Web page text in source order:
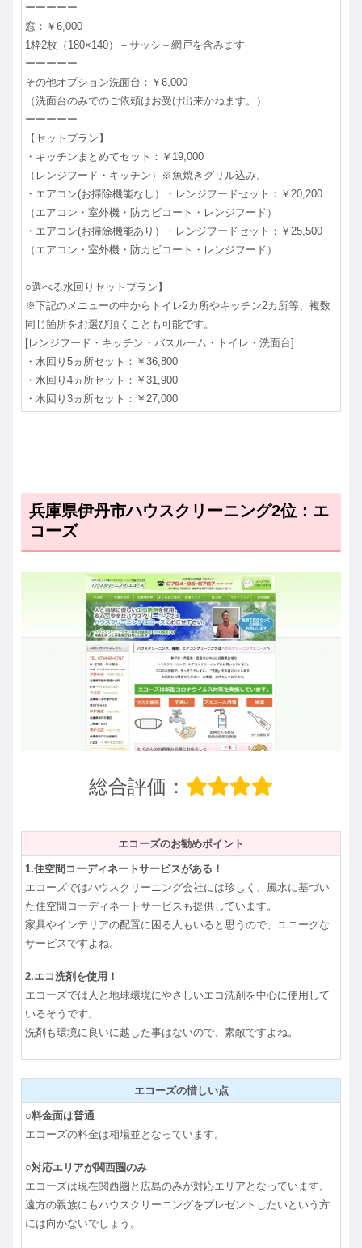
ーーーーー
窓：￥6,000
1枠2枚（180×140）＋サッシ＋網戸を含みます
ーーーーー
その他オプション洗面台：￥6,000
（洗面台のみでのご依頼はお受け出来かねます。）
ーーーーー
【セットプラン】
・キッチンまとめてセット：￥19,000
（レンジフード・キッチン）※魚焼きグリル込み。
・エアコン(お掃除機能なし）・レンジフードセット：￥20,200
（エアコン・室外機・防カビコート・レンジフード）
・エアコン(お掃除機能あり）・レンジフードセット：￥25,500
（エアコン・室外機・防カビコート・レンジフード）
○選べる水回りセットプラン】
※下記のメニューの中からトイレ2カ所やキッチン2カ所等、複数
同じ箇所をお選び頂くことも可能です。
[レンジフード・キッチン・バスルーム・トイレ・洗面台]
・水回り5ヵ所セット：￥36,800
・水回り4ヵ所セット：￥31,900
・水回り3ヵ所セット：￥27,000
兵庫県伊丹市ハウスクリーニング2位：エ
コーズ
総合評価：
エコーズのお勧めポイント
1.住空間コーディネートサービスがある！
エコーズではハウスクリーニング会社には珍しく、風水に基づい
た住空間コーディネートサービスも提供しています。
家具やインテリアの配置に困る人もいると思うので、ユニークな
サービスですよね。
2.エコ洗剤を使用！
エコーズでは人と地球環境にやさしいエコ洗剤を中心に使用して
いるそうです。
洗剤も環境に良いに越した事はないので、素敵ですよね。
エコーズの惜しい点
○料金面は普通
エコーズの料金は相場並となっています。
○対応エリアが関西圏のみ
エコーズは現在関西圏と広島のみが対応エリアとなっています。
遠方の親族にもハウスクリーニングをプレゼントしたいという方
には向かないでしょう。